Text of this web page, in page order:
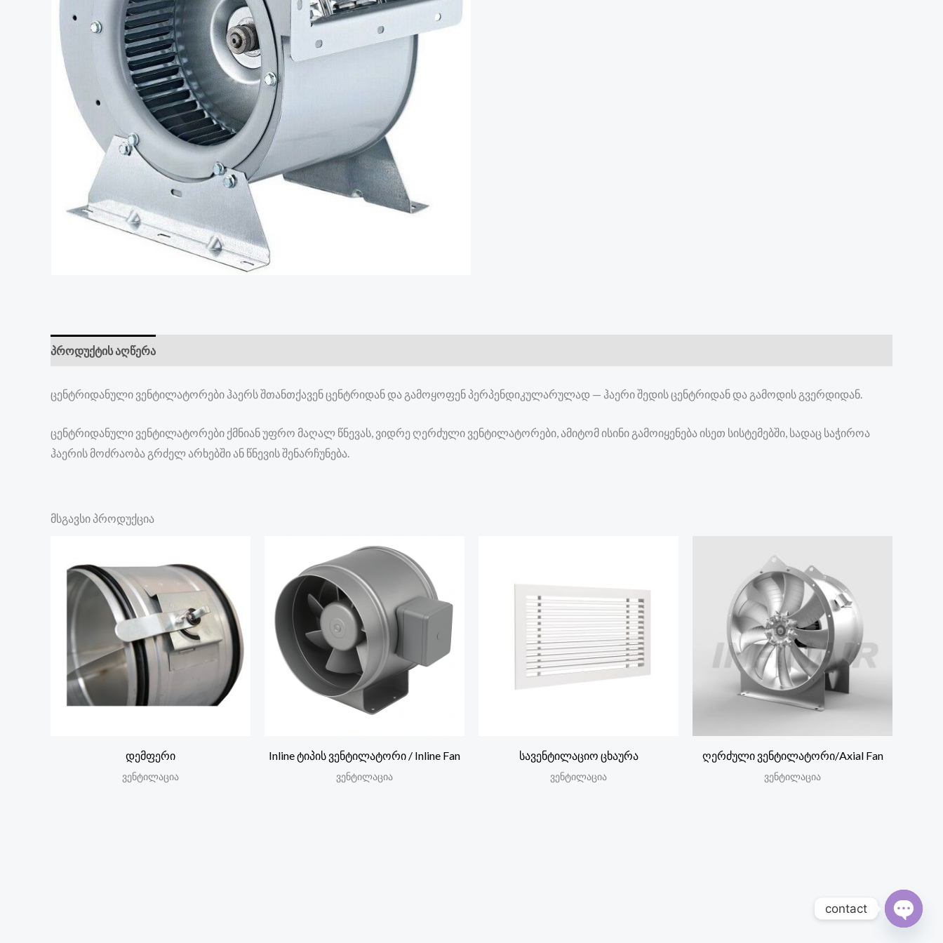
პროდუქტის აღწერა
ცენტრიდანული ვენტილატორები ჰაერს შთანთქავენ ცენტრიდან და გამოყოფენ პერპენდიკულარულად — ჰაერი შედის ცენტრიდან და გამოდის გვერდიდან.
ცენტრიდანული ვენტილატორები ქმნიან უფრო მაღალ წნევას, ვიდრე ღერძული ვენტილატორები, ამიტომ ისინი გამოიყენება ისეთ სისტემებში, სადაც საჭიროა
ჰაერის მოძრაობა გრძელ არხებში ან წნევის შენარჩუნება.
მსგავსი პროდუქცია
დემფერი
ვენტილაცია
Inline ტიპის ვენტილატორი / Inline Fan
ვენტილაცია
სავენტილაციო ცხაურა
ვენტილაცია
ღერძული ვენტილატორი/Axial Fan
ვენტილაცია
contact
Open